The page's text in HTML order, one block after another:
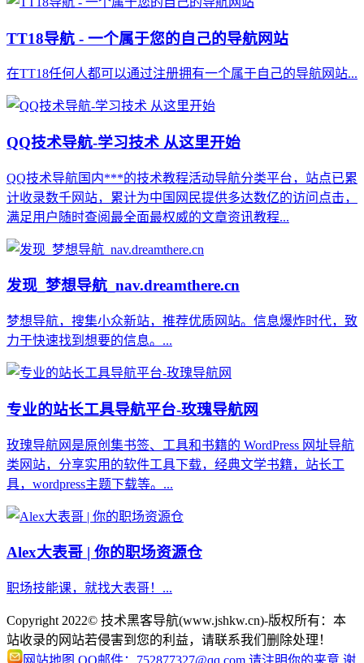
TT18导航 - 一个属于您的自己的导航网站
在TT18任何人都可以通过注册拥有一个属于自己的导航网站...
QQ技术导航-学习技术 从这里开始
QQ技术导航国内***的技术教程活动导航分类平台，站点已累
计收录数千网站，累计为中国网民提供多达数亿的访问点击，
满足用户随时查阅最全面最权威的文章资讯教程...
发现_梦想导航_nav.dreamthere.cn
梦想导航，搜集小众新站，推荐优质网站。信息爆炸时代，致
力于快速找到想要的信息。...
专业的站长工具导航平台-玫瑰导航网
玫瑰导航网是原创集书签、工具和书籍的 WordPress 网址导航
类网站，分享实用的软件工具下载，经典文学书籍，站长工
具，wordpress主题下载等。...
Alex大表哥 | 你的职场资源仓
职场技能课，就找大表哥！...
Copyright 2022© 技术黑客导航(www.jshkw.cn)-版权所有：本
站收录的网站若侵害到您的利益，请联系我们删除处理！
网站地图 QQ邮件：752877327@qq.com 请注明你的来意,谢